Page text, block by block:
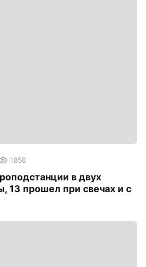
1858
в двух
13 прошел при свечах и с